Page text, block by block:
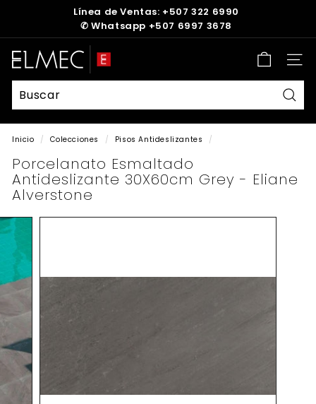
diapositivas
pausa
Línea de Ventas: +507 322 6990
✆ Whatsapp +507 6997 3678
E
L
M
E
C
Inicio / Colecciones / Pisos Antideslizantes /
Porcelanato Esmaltado
Antideslizante 30X60cm Grey - Eliane
Alverstone